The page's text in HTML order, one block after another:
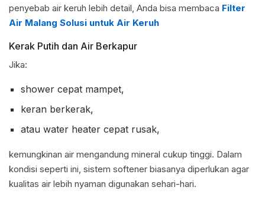
penyebab air keruh lebih detail, Anda bisa membaca Filter
Air Malang Solusi untuk Air Keruh
Kerak Putih dan Air Berkapur
Jika:
shower cepat mampet,
keran berkerak,
atau water heater cepat rusak,
kemungkinan air mengandung mineral cukup tinggi. Dalam
kondisi seperti ini, sistem softener biasanya diperlukan agar
kualitas air lebih nyaman digunakan sehari-hari.